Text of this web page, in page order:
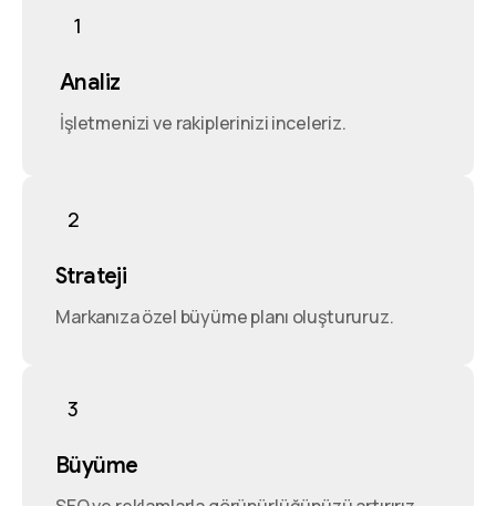
1
Analiz
İşletmenizi ve rakiplerinizi inceleriz.
2
Strateji
Markanıza özel büyüme planı oluştururuz.
3
Büyüme